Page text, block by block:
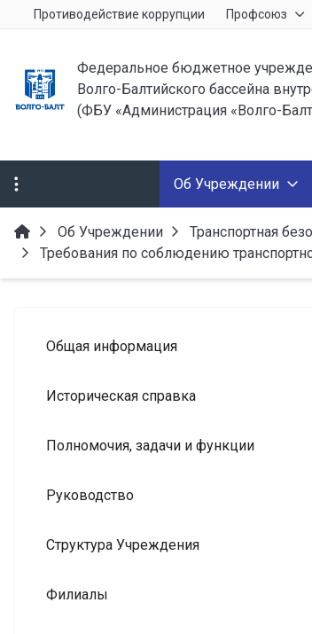
Противодействие коррупции Профсоюз
Федеральное бюджетное
Волго-Балтийского бассейна
(ФБУ «Администрация «Волго-
Об Учреждении
Об Учреждении
Транспортная
Требования по соблюдению
Общая информация
Историческая справка
Полномочия, задачи и функции
Руководство
Структура Учреждения
Филиалы